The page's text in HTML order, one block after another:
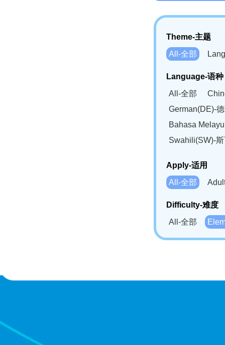
Theme-主题
All-全部
Language-语种
All-全部
German(DE)-
Bahasa
Swahili(SW)-
Apply-适用
All-全部
Difficulty-难度
All-全部